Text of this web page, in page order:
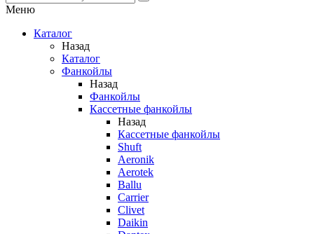
Меню
Каталог
Назад
Каталог
Фанкойлы
Назад
Фанкойлы
Кассетные фанкойлы
Назад
Кассетные фанкойлы
Shuft
Aeronik
Aerotek
Ballu
Carrier
Clivet
Daikin